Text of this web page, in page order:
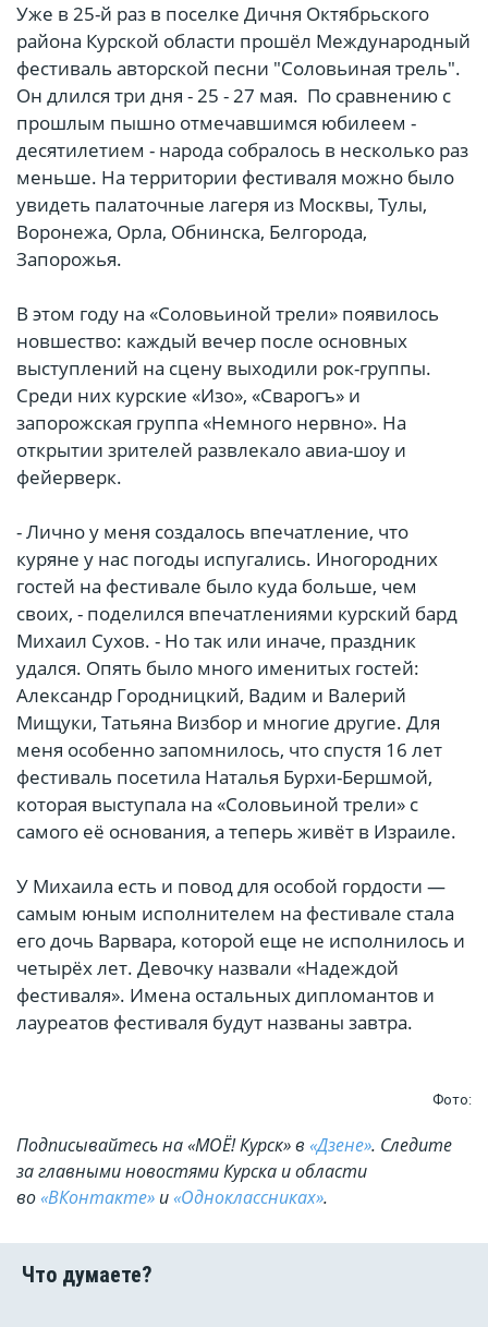
Уже в 25-й раз в поселке Дичня Октябрьского
района Курской области прошёл Международный
фестиваль авторской песни "Соловьиная трель".
Он длился три дня - 25 - 27 мая. По сравнению с
прошлым пышно отмечавшимся юбилеем -
десятилетием - народа собралось в несколько раз
меньше. На территории фестиваля можно было
увидеть палаточные лагеря из Москвы, Тулы,
Воронежа, Орла, Обнинска, Белгорода,
Запорожья.
В этом году на «Соловьиной трели» появилось
новшество: каждый вечер после основных
выступлений на сцену выходили рок-группы.
Среди них курские «Изо», «Сварогъ» и
запорожская группа «Немного нервно». На
открытии зрителей развлекало авиа-шоу и
фейерверк.
- Лично у меня создалось впечатление, что
куряне у нас погоды испугались. Иногородних
гостей на фестивале было куда больше, чем
своих, - поделился впечатлениями курский бард
Михаил Сухов. - Но так или иначе, праздник
удался. Опять было много именитых гостей:
Александр Городницкий, Вадим и Валерий
Мищуки, Татьяна Визбор и многие другие. Для
меня особенно запомнилось, что спустя 16 лет
фестиваль посетила Наталья Бурхи-Бершмой,
которая выступала на «Соловьиной трели» с
самого её основания, а теперь живёт в Израиле.
У Михаила есть и повод для особой гордости —
самым юным исполнителем на фестивале стала
его дочь Варвара, которой еще не исполнилось и
четырёх лет. Девочку назвали «Надеждой
фестиваля». Имена остальных дипломантов и
лауреатов фестиваля будут названы завтра.
Фото:
Подписывайтесь на «МОЁ! Курск» в «Дзене». Cледите
за главными новостями Курска и области
во«ВКонтакте» и«Одноклассниках».